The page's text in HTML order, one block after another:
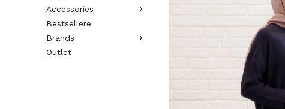
Accessories
Bestsellere
Brands
Outlet